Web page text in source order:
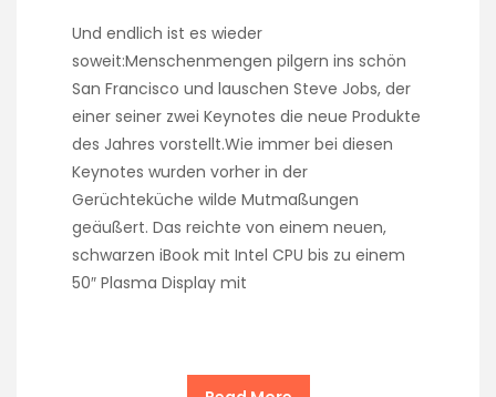
Und endlich ist es wieder
soweit:Menschenmengen pilgern ins schön
San Francisco und lauschen Steve Jobs, der
einer seiner zwei Keynotes die neue Produkte
des Jahres vorstellt.Wie immer bei diesen
Keynotes wurden vorher in der
Gerüchteküche wilde Mutmaßungen
geäußert. Das reichte von einem neuen,
schwarzen iBook mit Intel CPU bis zu einem
50″ Plasma Display mit